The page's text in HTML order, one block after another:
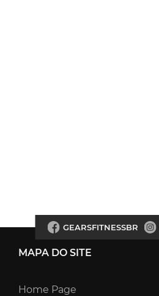
GEARSFITNESSBR
MAPA DO SITE
Home Page